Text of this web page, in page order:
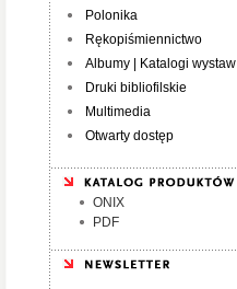
Polonika
Rękopiśmiennictwo
Albumy | Katalogi wystaw
Druki bibliofilskie
Multimedia
Otwarty dostęp
ONIX
PDF